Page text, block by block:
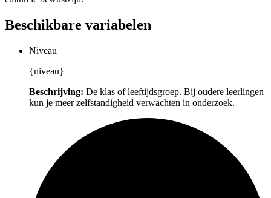
Beschikbare variabelen
Niveau
{niveau}
Beschrijving: De klas of leeftijdsgroep. Bij oudere leerlingen
kun je meer zelfstandigheid verwachten in onderzoek.